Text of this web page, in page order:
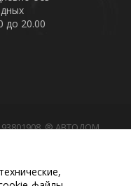
до 20.00
® АВТОДОМ
характер